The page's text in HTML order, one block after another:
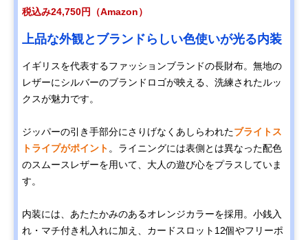
税込み24,750円（Amazon）
上品な外観とブランドらしい色使いが光る内装
イギリスを代表するファッションブランドの長財布。無地の
レザーにシルバーのブランドロゴが映える、洗練されたルッ
クスが魅力です。
ジッパーの引き手部分にさりげなくあしらわれたブライトス
トライプがポイント 。ライニングには表側とは異なった配色
のスムースレザーを用いて、大人の遊び心をプラスしていま
す。
内装には、あたたかみのあるオレンジカラーを採用。小銭入
れ・マチ付き札入れに加え、カードスロット12個やフリーポ